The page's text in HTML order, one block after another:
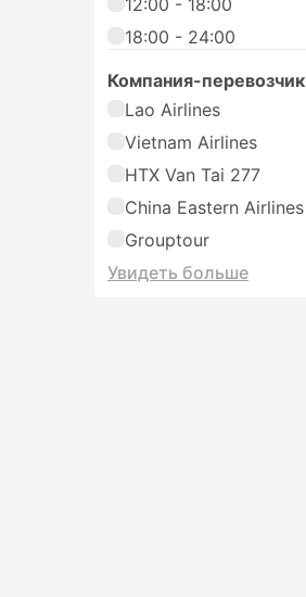
12:00 - 18:00
18:00 - 24:00
Компания-перевозчик
Lao Airlines
Vietnam Airlines
HTX Van Tai 277
China Eastern Airlines
Grouptour
Увидеть больше